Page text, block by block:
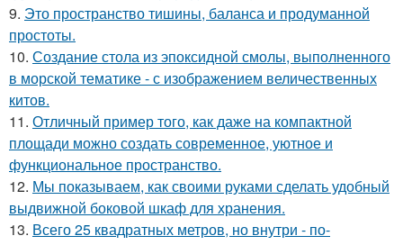
9. Это пространство тишины, баланса и продуманной
простоты.
10. Создание стола из эпоксидной смолы, выполненного
в морской тематике - с изображением величественных
китов.
11. Отличный пример того, как даже на компактной
площади можно создать современное, уютное и
функциональное пространство.
12. Мы показываем, как своими руками сделать удобный
выдвижной боковой шкаф для хранения.
13. Всего 25 квадратных метров, но внутри - по-